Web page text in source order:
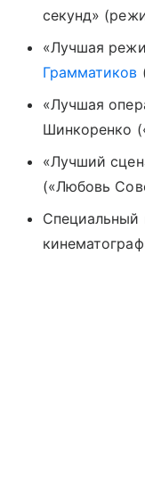
секунд»
«Лучшая
Грамматиков
«Лучшая
Шинкоренко
«Лучший
(«Любовь
Специальный